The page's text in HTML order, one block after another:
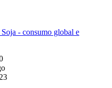
- consumo global e